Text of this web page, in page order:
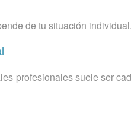
de tu situación
profesionales suele ser